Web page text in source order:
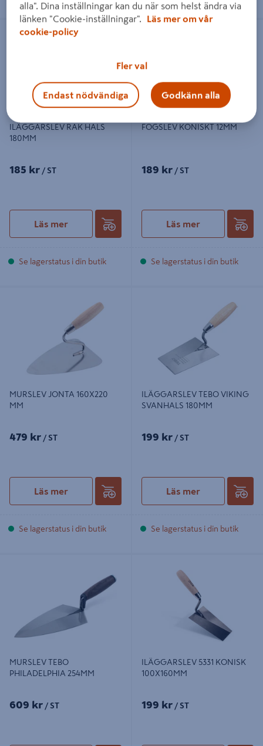
ILÄGGARSLEV RAK HALS 180MM
ILÄGGARSLEV RAK HALS
180MM
185 kr / ST
Läs mer
Se lagerstatus i din butik
FOGSLEV KONISKT 12MM
189 kr / ST
Läs mer
Se lagerstatus i din butik
MURSLEV JONTA 160X220
MM
479 kr / ST
Läs mer
Se lagerstatus i din butik
ILÄGGARSLEV TEBO VIKING
SVANHALS 180MM
199 kr / ST
Läs mer
Se lagerstatus i din butik
MURSLEV TEBO
PHILADELPHIA 254MM
609 kr / ST
100X160MM
ILÄGGARSLEV 5331 KONISK
100X160MM
199 kr / ST
alla". Dina inställningar kan du när som helst ändra via
länken "Cookie-inställningar".
Läs mer om vår
cookie-policy
Fler val
Endast nödvändiga Godkänn alla